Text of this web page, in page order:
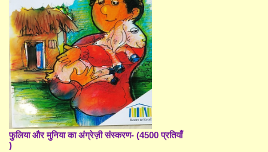
फुलिया और मुनिया का अंग्रेज़ी संस्करण- (4500 प्रतियाँ
)